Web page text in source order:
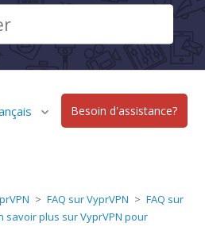
Besoin d'assistance?
FAQ sur VyprVPN
FAQ sur
savoir plus sur VyprVPN pour